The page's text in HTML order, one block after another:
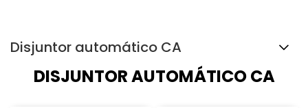
Disjuntor automático CA
DISJUNTOR AUTOMÁTICO CA